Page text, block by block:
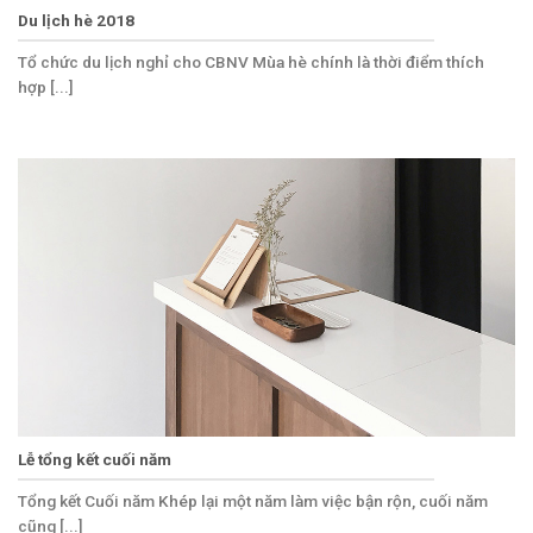
Du lịch hè 2018
Tổ chức du lịch nghỉ cho CBNV Mùa hè chính là thời điểm thích
hợp [...]
Lễ tổng kết cuối năm
Tổng kết Cuối năm Khép lại một năm làm việc bận rộn, cuối năm
cũng [...]